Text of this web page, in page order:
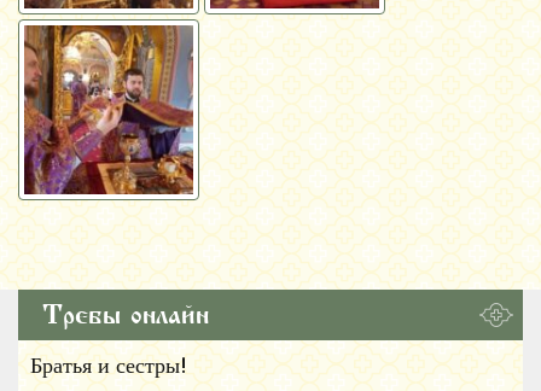
Требы онлайн
Братья и сестры!